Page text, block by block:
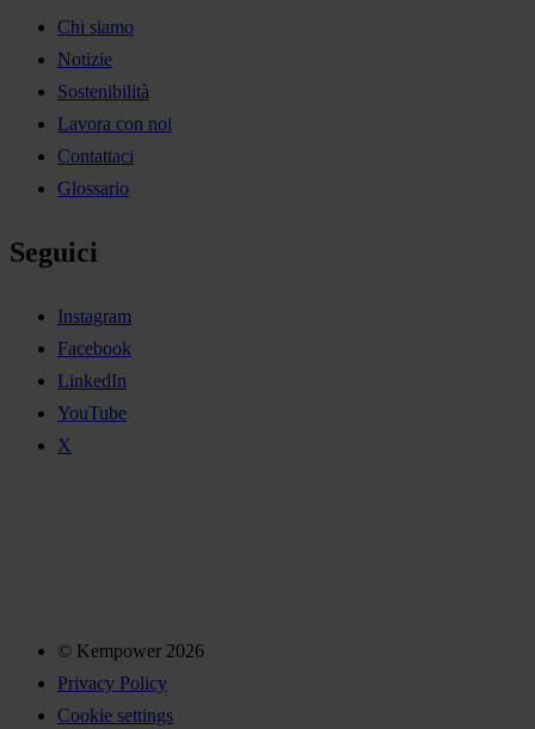
Chi siamo
Notizie
Sostenibilità
Lavora con noi
Contattaci
Glossario
Seguici
Instagram
Facebook
LinkedIn
YouTube
X
© Kempower 2026
Privacy Policy
Cookie settings